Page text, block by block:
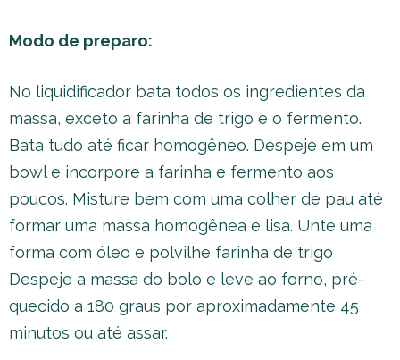
Modo de preparo:
No liquidificador bata todos os ingredientes da
massa, exceto a farinha de trigo e o fermento.
Bata tudo até ficar homogêneo. Despeje em um
bowl e incorpore a farinha e fermento aos
poucos. Misture bem com uma colher de pau até
formar uma massa homogênea e lisa. Unte uma
forma com óleo e polvilhe farinha de trigo
Despeje a massa do bolo e leve ao forno, pré-
quecido a 180 graus por aproximadamente 45
minutos ou até assar.